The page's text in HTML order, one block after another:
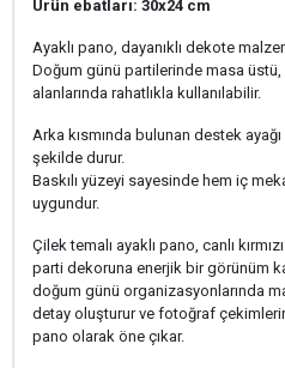
Ürün ebatları: 30x24 cm
Ayaklı pano, dayanıklı dekote
Doğum günü partilerinde masa üstü,
alanlarında rahatlıkla kullanılabilir.
Arka kısmında bulunan destek
şekilde durur.
Baskılı yüzeyi sayesinde hem iç
uygundur.
Çilek temalı ayaklı pano, canlı
parti dekoruna enerjik bir görünüm
doğum günü organizasyonlarında
detay oluşturur ve fotoğraf
pano olarak öne çıkar.